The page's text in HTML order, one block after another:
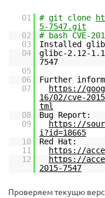
01 # git clone
5-7547.git
02
# bash CVE-
03
Installed
04
glibc-2.12-
7547
05
06
Further
07
https://
16/02/cve-
tml
08
Bug Report:
09
https://
i?id=18665
10
Red Hat:
11
https://
12
https://
2015-7547
Проверяем текущю